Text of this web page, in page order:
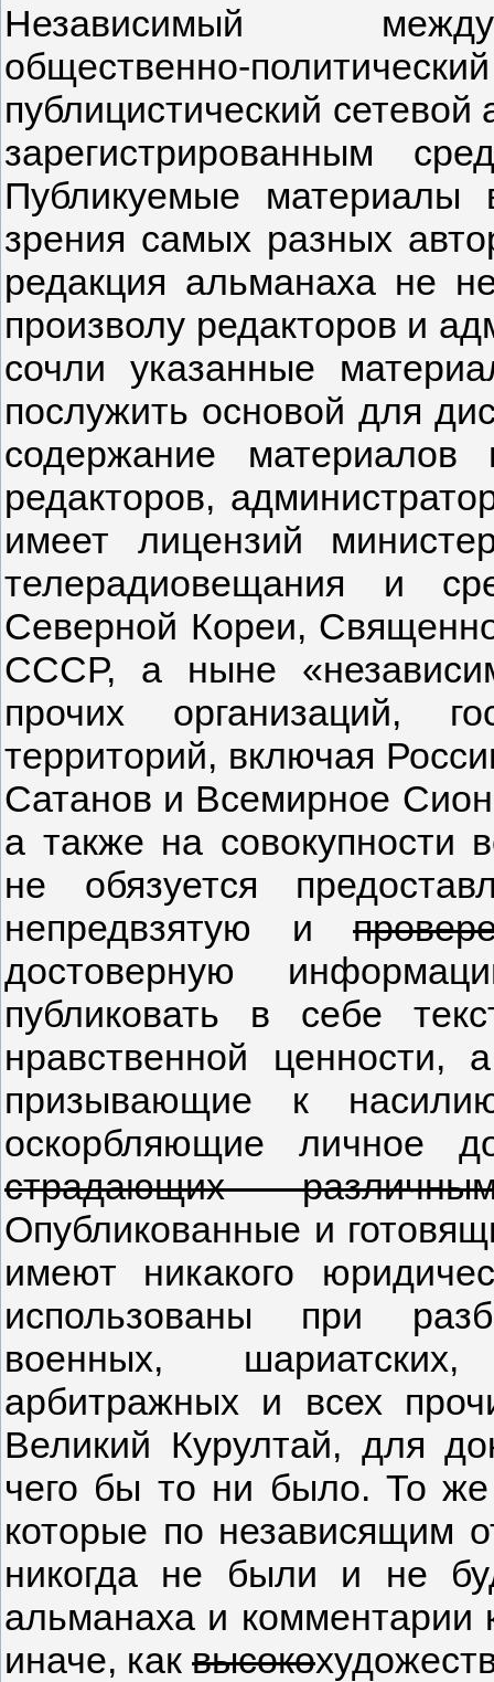
Независимый
общественно-
публицистический
зарегистрированным
Публикуемые
зрения самых разных
редакция альманаха не
произволу редакторов и
сочли указанные
послужить основой для
содержание материалов
редакторов,
имеет лицензий
телерадиовещания и
Северной Кореи,
СССР, а ныне
прочих организаций,
территорий, включая
Сатанов и Всемирное
а также на совокупности
не обязуется
непредвзятую и
достоверную
публиковать в себе
нравственной ценности,
призывающие к
оскорбляющие личное
страдающих
Опубликованные и
имеют никакого
использованы при
военных,
арбитражных и всех
Великий Курултай, для
чего бы то ни было. То
которые по независящим
никогда не были и не
альманаха и комментарии
иначе, как высоко